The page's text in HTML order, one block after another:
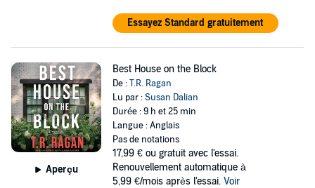
Essayez Standard gratuitement
Aperçu
Best House on the Block
De :T.R. Ragan
Lu par :Susan Dalian
Durée : 9 h et 25 min
Langue : Anglais
Pas de notations
17,99 € ou gratuit avec l'essai.
Renouvellement automatique à
5,99 €/mois après l'essai. Voir